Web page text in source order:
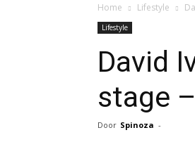
Home Lifestyle
Lifestyle
David
stage
Door Spinoza -